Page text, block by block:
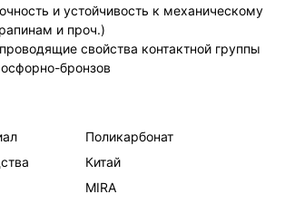
и устойчивость к механическому
и проч.)
свойства контактной группы
бронзов
Поликарбонат
Китай
MIRA